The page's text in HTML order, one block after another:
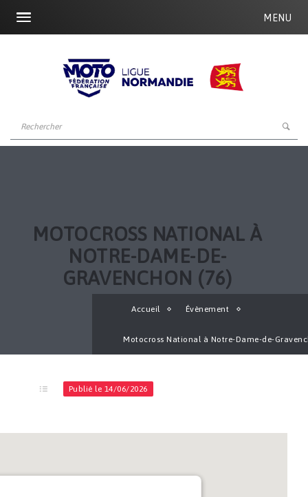
MENU
MOTOCROSS NATIONAL À
NOTRE-DAME-DE-
GRAVENCHON (76)
Accueil Évènement
Motocross National à Notre-Dame-de-
Publié le 14/06/2026